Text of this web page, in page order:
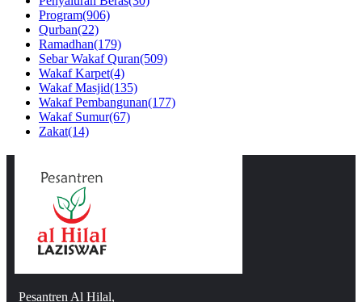
Program(906)
Qurban(22)
Ramadhan(179)
Sebar Wakaf Quran(509)
Wakaf Karpet(4)
Wakaf Masjid(135)
Wakaf Pembangunan(177)
Wakaf Sumur(67)
Zakat(14)
Pesantren Al Hilal,